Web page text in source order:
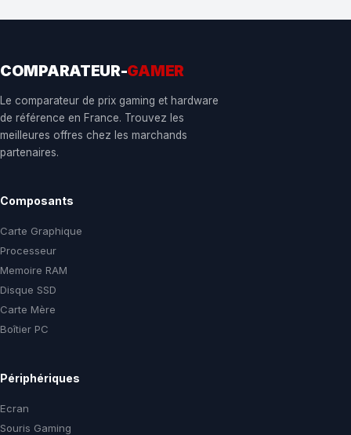
COMPARATEUR-GAMER
Le comparateur de prix gaming et hardware
de référence en France. Trouvez les
meilleures offres chez les marchands
partenaires.
Composants
Carte Graphique
Processeur
Memoire RAM
Disque SSD
Carte Mère
Boîtier PC
Périphériques
Ecran
Souris Gaming